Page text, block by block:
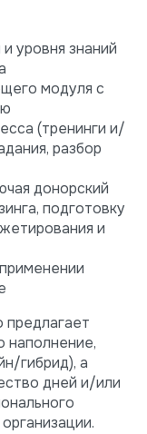
уровня знаний
модуля с
(тренинги и/
разбор
донорский
подготовку
и
предлагает
наполнение,
гибрид), а
дней и/или